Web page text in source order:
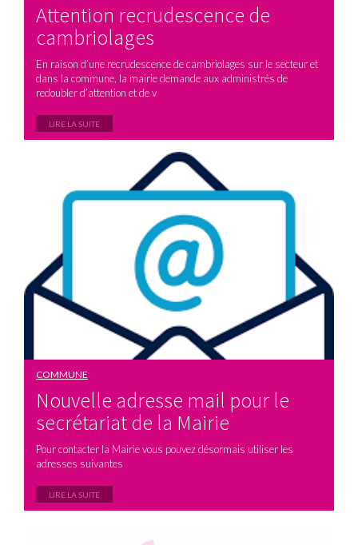
Attention recrudescence de
cambriolages
En raison d’une recrudescence de cambriolages sur le secteur et
dans la commune, la mairie demande aux administrés de
redoubler d’attention et de v
LIRE LA SUITE
COMMUNE
Nouvelle adresse mail pour le
secrétariat de la Mairie
Pour contacter la Mairie vous pouvez désormais utiliser les
adresses suivantes
LIRE LA SUITE